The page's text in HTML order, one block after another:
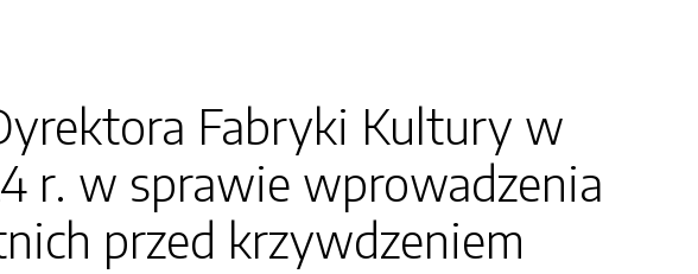
Fabryki Kultury w
r. w sprawie wprowadzenia
przed krzywdzeniem